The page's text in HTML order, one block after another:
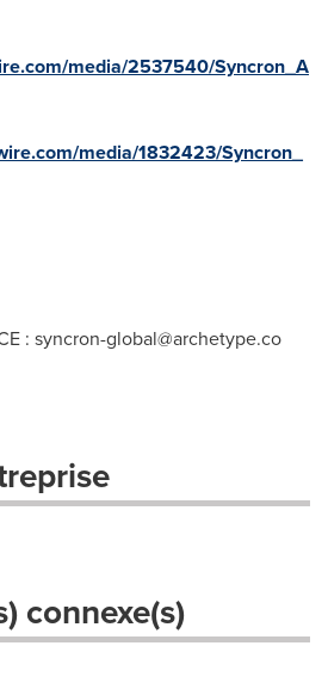
media/2537540/Syncron_A
media/1832423/Syncron_
: syncron-global@archetype.co
connexe(s)